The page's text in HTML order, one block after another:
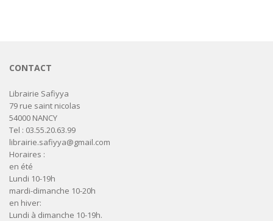
CONTACT
Librairie Safiyya
79 rue saint nicolas
54000 NANCY
Tel : 03.55.20.63.99
librairie.safiyya@gmail.com
Horaires :
en été
Lundi 10-19h
mardi-dimanche 10-20h
en hiver:
Lundi à dimanche 10-19h.